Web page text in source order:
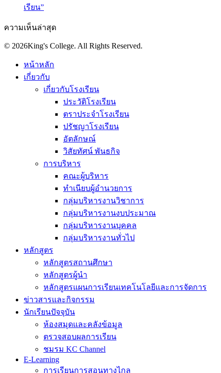
เรียน”
ความเห็นล่าสุด
© 2026King's College. All Rights Reserved.
หน้าหลัก
เกี่ยวกับ
เกี่ยวกับโรงเรียน
ประวัติโรงเรียน
ตราประจำโรงเรียน
ปรัชญาโรงเรียน
อัตลักษณ์
วิสัยทัศน์ พันธกิจ
การบริหาร
คณะผู้บริหาร
ทำเนียบผู้อำนวยการ
กลุ่มบริหารงานวิชาการ
กลุ่มบริหารงานงบประมาณ
กลุ่มบริหารงานบุคคล
กลุ่มบริหารงานทั่วไป
หลักสูตร
หลักสูตรสถานศึกษา
หลักสูตรผู้นำ
หลักสูตรแผนการเรียนเทคโนโลยีและการจัดการ
ข่าวสารและกิจกรรม
นักเรียนปัจจุบัน
ห้องสมุดและคลังข้อมูล
ตรวจสอบผลการเรียน
ชมรม KC Channel
E-Learning
การเรียนการสอนทางไกล